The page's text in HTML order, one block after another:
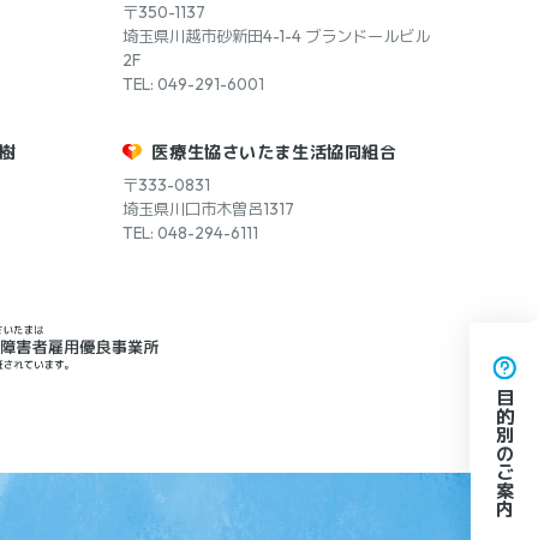
目的別のご案内
〒350-1137
埼玉県川越市砂新田4-1-4 ブランドールビル
2F
TEL: 049-291-6001
医療生協さいたま生活協同組合
〒333-0831
埼玉県川口市木曽呂1317
TEL: 048-294-6111